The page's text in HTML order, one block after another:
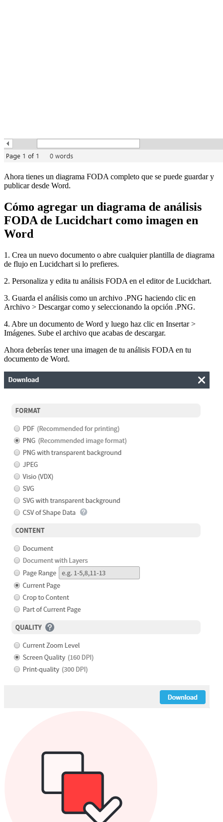
Ahora tienes un diagrama FODA completo que se puede guardar y
publicar desde Word.
Cómo agregar un diagrama de análisis
FODA de Lucidchart como imagen en
Word
1. Crea un nuevo documento o abre cualquier plantilla de diagrama
de flujo en Lucidchart si lo prefieres.
2. Personaliza y edita tu análisis FODA en el editor de Lucidchart.
3. Guarda el análisis como un archivo .PNG haciendo clic en
Archivo > Descargar como y seleccionando la opción .PNG.
4. Abre un documento de Word y luego haz clic en Insertar >
Imágenes. Sube el archivo que acabas de descargar.
Ahora deberías tener una imagen de tu análisis FODA en tu
documento de Word.